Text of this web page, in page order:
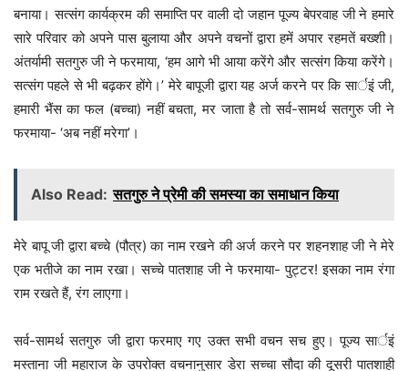
बनाया। सत्संग कार्यक्रम की समाप्ति पर वाली दो जहान पूज्य बेपरवाह जी ने हमारे
सारे परिवार को अपने पास बुलाया और अपने वचनों द्वारा हमें अपार रहमतें बख्शी।
अंतर्यामी सतगुरु जी ने फरमाया, ‘हम आगे भी आया करेंगे और सत्संग किया करेंगे।
सत्संग पहले से भी बढ़कर होंगे।’ मेरे बापूजी द्वारा यह अर्ज करने पर कि सार्इं जी,
हमारी भैंस का फल (बच्चा) नहीं बचता, मर जाता है तो सर्व-सामर्थ सतगुरु जी ने
फरमाया- ‘अब नहीं मरेगा’।
Also Read: सतगुरु ने प्रेमी की समस्या का समाधान किया
मेरे बापू जी द्वारा बच्चे (पौत्र) का नाम रखने की अर्ज करने पर शहनशाह जी ने मेरे
एक भतीजे का नाम रखा। सच्चे पातशाह जी ने फरमाया- पुट्टर! इसका नाम रंगा
राम रखते हैं, रंग लाएगा।
सर्व-सामर्थ सतगुरु जी द्वारा फरमाए गए उक्त सभी वचन सच हुए। पूज्य सार्इं
मस्ताना जी महाराज के उपरोक्त वचनानुसार डेरा सच्चा सौदा की दूसरी पातशाही